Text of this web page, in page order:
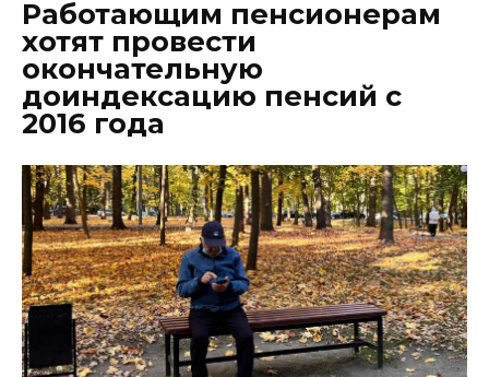
Работающим пенсионерам
хотят провести
окончательную
доиндексацию пенсий с
2016 года